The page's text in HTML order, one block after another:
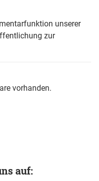
unserer
zur
vorhanden.
auf: